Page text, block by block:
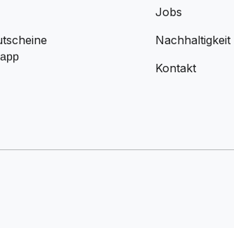
Jobs
Nachhaltigkeit
Kontakt